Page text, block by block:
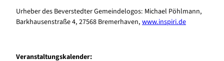
Urheber des Beverstedter Gemeindelogos: Michael Pöhlmann,
Barkhausenstraße 4, 27568 Bremerhaven, www.inspiri.de
Veranstaltungskalender: